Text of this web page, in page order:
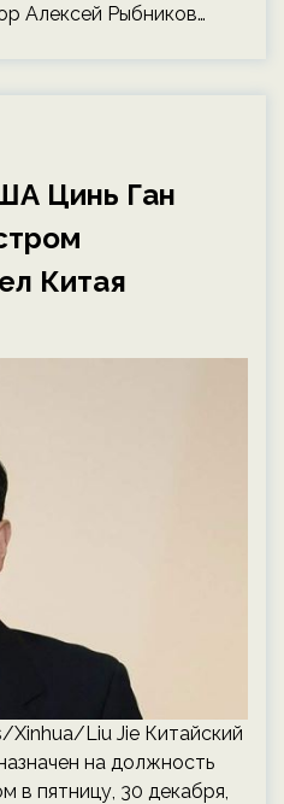
Алексей Рыбников…
Цинь Ган
Китая
Liu Jie Китайский
на должность
пятницу, 30 декабря,